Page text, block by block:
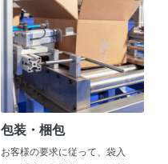
包装・梱包
お客様の要求に従って、袋入